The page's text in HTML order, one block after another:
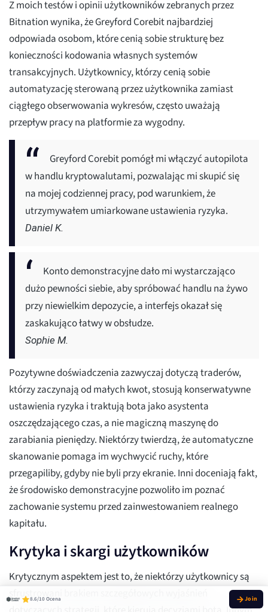
Z moich testów i opinii użytkowników zebranych przez
Bitnation wynika, że Greyford Corebit najbardziej
odpowiada osobom, które cenią sobie strukturę bez
konieczności kodowania własnych systemów
transakcyjnych. Użytkownicy, którzy cenią sobie
automatyzację sterowaną przez użytkownika zamiast
ciągłego obserwowania wykresów, często uważają
przepływ pracy na platformie za wygodny.
Greyford Corebit pomógł mi włączyć autopilota
w handlu kryptowalutami, pozwalając mi skupić się
na mojej codziennej pracy, pod warunkiem, że
utrzymywałem umiarkowane ustawienia ryzyka.
Daniel K.
Konto demonstracyjne dało mi wystarczająco
dużo pewności siebie, aby spróbować handlu na żywo
przy niewielkim depozycie, a interfejs okazał się
zaskakująco łatwy w obsłudze.
Sophie M.
Pozytywne doświadczenia zazwyczaj dotyczą traderów,
którzy zaczynają od małych kwot, stosują konserwatywne
ustawienia ryzyka i traktują bota jako asystenta
oszczędzającego czas, a nie magiczną maszynę do
zarabiania pieniędzy. Niektórzy twierdzą, że automatyczne
skanowanie pomaga im wychwycić ruchy, które
przegapiliby, gdyby nie byli przy ekranie. Inni doceniają fakt,
że środowisko demonstracyjne pozwoliło im poznać
zachowanie systemu przed zainwestowaniem realnego
kapitału.
Krytyka i skargi użytkowników
Krytycznym aspektem jest to, że niektórzy użytkownicy są
sfrustrowani brakiem szczegółowych wyjaśnień
8.6/10 Ocena